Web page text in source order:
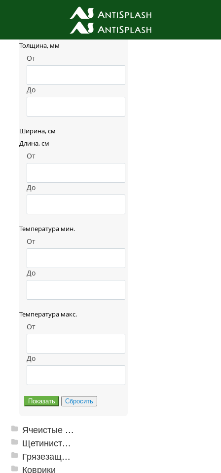
Фильтр товаров
Толщина, мм
От
До
Ширина, см
Длина, см
От
До
Температура мин.
От
До
Температура макс.
От
До
Ячеистые грязезащитные покрытия
Щетинистые покрытия
Грязезащитные, влаговпитывающие покрытия
Коврики